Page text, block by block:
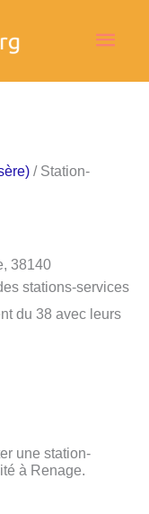
/ Station-
38140
stations-services
du 38 avec leurs
une station-
à Renage.